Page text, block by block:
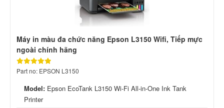
Máy in màu đa chức năng Epson L3150 Wifi, Tiếp mực
ngoài chính hãng
Part no: EPSON L3150
Model: Epson EcoTank L3150 Wi-Fi All-in-One Ink Tank
Printer